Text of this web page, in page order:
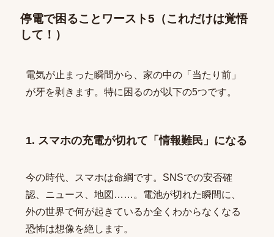
停電で困ることワースト5（これだけは覚悟
して！）
電気が止まった瞬間から、家の中の「当たり前」
が牙を剥きます。特に困るのが以下の5つです。
1. スマホの充電が切れて「情報難民」になる
今の時代、スマホは命綱です。SNSでの安否確
認、ニュース、地図……。電池が切れた瞬間に、
外の世界で何が起きているか全くわからなくなる
恐怖は想像を絶します。